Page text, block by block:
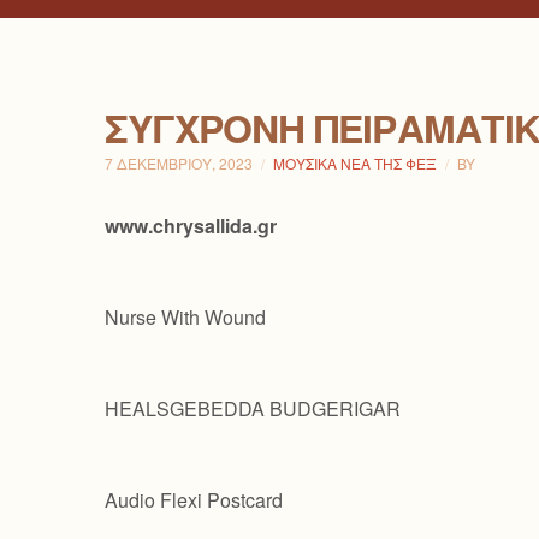
ΣΎΓΧΡΟΝΗ
7 ΔΕΚΕΜΒΡΊΟΥ, 2023 ΜΟΥΣΙΚΆ ΝΈΑ ΤΗΣ ΦΕΞ BY
www.chrysallida.gr
Nurse With Wound
HEALSGEBEDDA BUDGERIGAR
Audio Flexi Postcard